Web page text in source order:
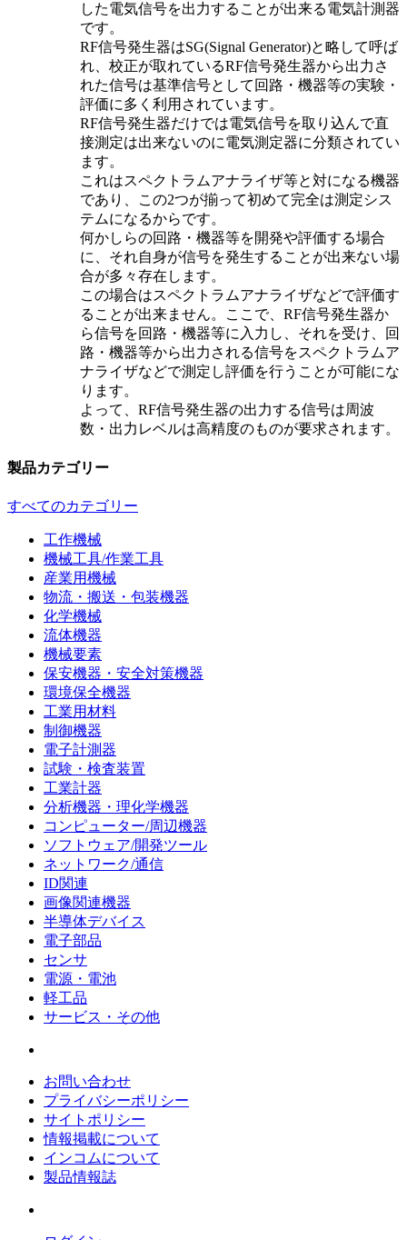
した電気信号を出力することが出来る電気計測器
です。
RF信号発生器はSG(Signal Generator)と略して呼ば
れ、校正が取れているRF信号発生器から出力さ
れた信号は基準信号として回路・機器等の実験・
評価に多く利用されています。
RF信号発生器だけでは電気信号を取り込んで直
接測定は出来ないのに電気測定器に分類されてい
ます。
これはスペクトラムアナライザ等と対になる機器
であり、この2つが揃って初めて完全は測定シス
テムになるからです。
何かしらの回路・機器等を開発や評価する場合
に、それ自身が信号を発生することが出来ない場
合が多々存在します。
この場合はスペクトラムアナライザなどで評価す
ることが出来ません。ここで、RF信号発生器か
ら信号を回路・機器等に入力し、それを受け、回
路・機器等から出力される信号をスペクトラムア
ナライザなどで測定し評価を行うことが可能にな
ります。
よって、RF信号発生器の出力する信号は周波
数・出力レベルは高精度のものが要求されます。
製品カテゴリー
すべてのカテゴリー
工作機械
機械工具/作業工具
産業用機械
物流・搬送・包装機器
化学機械
流体機器
機械要素
保安機器・安全対策機器
環境保全機器
工業用材料
制御機器
電子計測器
試験・検査装置
工業計器
分析機器・理化学機器
コンピューター/周辺機器
ソフトウェア/開発ツール
ネットワーク/通信
ID関連
画像関連機器
半導体デバイス
電子部品
センサ
電源・電池
軽工品
サービス・その他
お問い合わせ
プライバシーポリシー
サイトポリシー
情報掲載について
インコムについて
製品情報誌